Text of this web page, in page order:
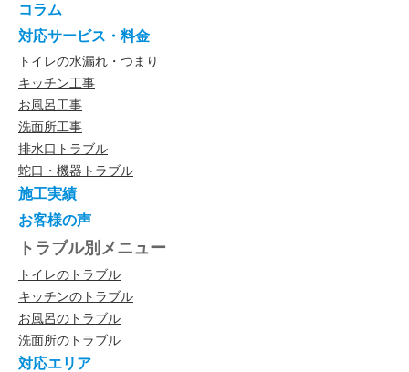
コラム
対応サービス・料金
トイレの水漏れ・つまり
キッチン工事
お風呂工事
洗面所工事
排水口トラブル
蛇口・機器トラブル
施工実績
お客様の声
トラブル別メニュー
トイレのトラブル
キッチンのトラブル
お風呂のトラブル
洗面所のトラブル
対応エリア